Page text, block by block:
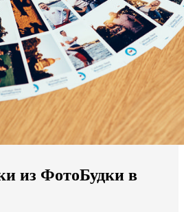
мируиз ФотоБудки в